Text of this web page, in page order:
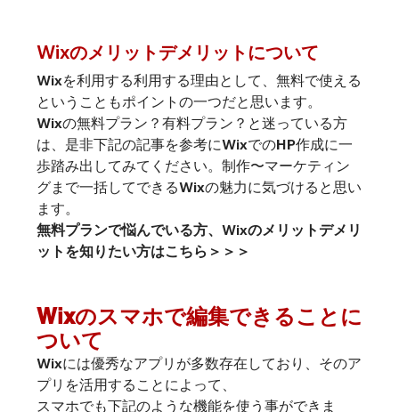
Wixのメリットデメリットについて
Wixを利用する利用する理由として、無料で使える
ということもポイントの一つだと思います。
Wixの無料プラン？有料プラン？と迷っている方
は、是非下記の記事を参考にWixでのHP作成に一
歩踏み出してみてください。制作〜マーケティン
グまで一括してできるWixの魅力に気づけると思い
ます。
無料プランで悩んでいる方、Wixのメリットデメリ
ットを知りたい方はこちら＞＞＞
Wixのスマホで編集できることに
ついて
Wixには優秀なアプリが多数存在しており、そのア
プリを活用することによって、
スマホでも下記のような機能を使う事ができま